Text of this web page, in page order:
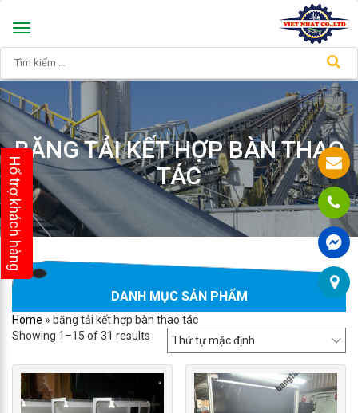
Toggle
navigation
BĂNG TẢI KẾT HỢP BÀN THAO
TÁC
DANH MỤC SẢN PHẨM
Home » băng tải kết hợp bàn thao tác
Showing 1–15 of 31 results
Hổ trợ khách hàng